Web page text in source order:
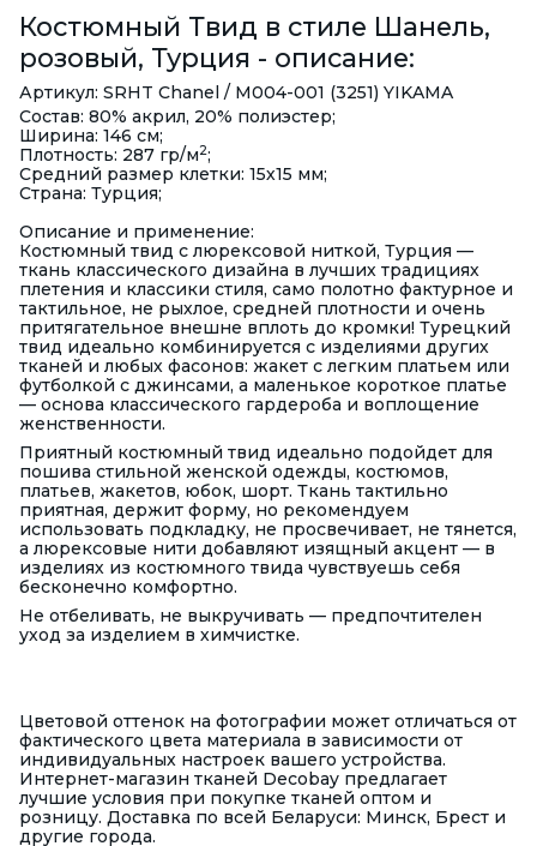
Костюмный Твид в стиле Шанель,
розовый, Турция - описание:
Артикул: SRHT Chanel / M004-001 (3251) YIKAMA
Состав: 80% акрил, 20% полиэстер;
Ширина: 146 см;
Плотность: 287 гр/м2;
Средний размер клетки: 15х15 мм;
Страна: Турция;
Описание и применение:
Костюмный твид с люрексовой ниткой, Турция —
ткань классического дизайна в лучших традициях
плетения и классики стиля, само полотно фактурное и
тактильное, не рыхлое, средней плотности и очень
притягательное внешне вплоть до кромки! Турецкий
твид идеально комбинируется с изделиями других
тканей и любых фасонов: жакет с легким платьем или
футболкой с джинсами, а маленькое короткое платье
— основа классического гардероба и воплощение
женственности.
Приятный костюмный твид идеально подойдет для
пошива стильной женской одежды, костюмов,
платьев, жакетов, юбок, шорт. Ткань тактильно
приятная, держит форму, но рекомендуем
использовать подкладку, не просвечивает, не тянется,
а люрексовые нити добавляют изящный акцент — в
изделиях из костюмного твида чувствуешь себя
бесконечно комфортно.
Не отбеливать, не выкручивать — предпочтителен
уход за изделием в химчистке.
Цветовой оттенок на фотографии может отличаться от
фактического цвета материала в зависимости от
индивидуальных настроек вашего устройства.
Интернет-магазин тканей Decobay предлагает
лучшие условия при покупке тканей оптом и
розницу. Доставка по всей Беларуси: Минск, Брест и
другие города.